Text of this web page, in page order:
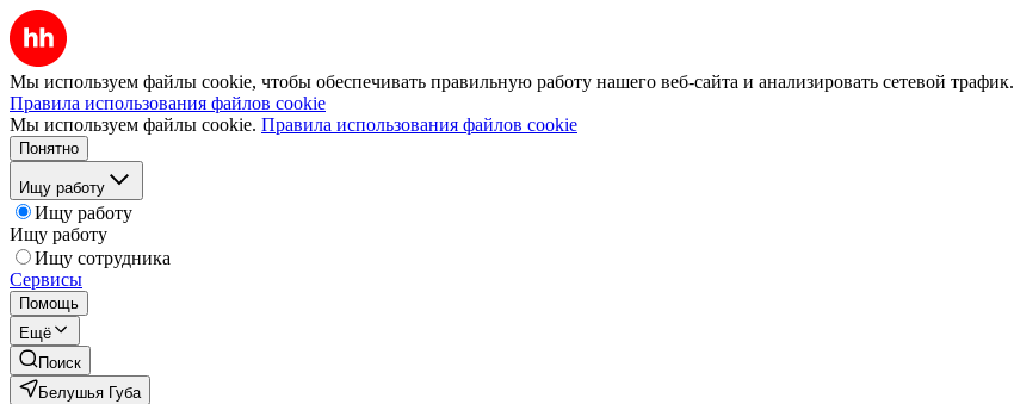
Мы используем файлы cookie, чтобы обеспечивать правильную работу нашего веб-сайта и анализировать сетевой трафик.
Правила использования файлов cookie
Мы используем файлы cookie. Правила использования файлов cookie
Понятно
Ищу работу
Ищу работу
Ищу работу
Ищу сотрудника
Сервисы
Помощь
Ещё
Поиск
Белушья Губа